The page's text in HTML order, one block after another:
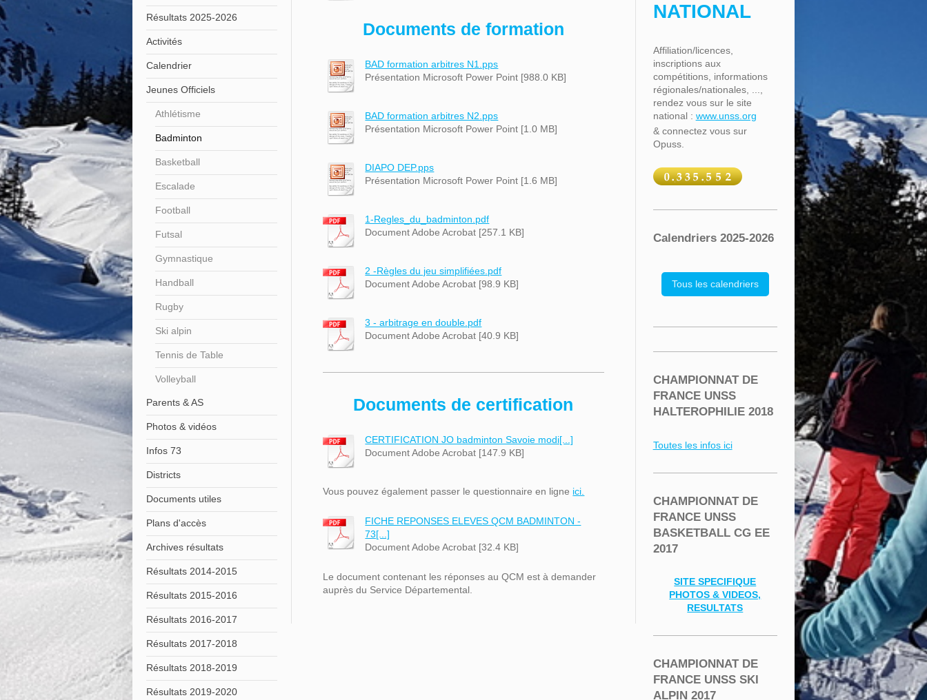
Résultats 2025-2026
Activités
Calendrier
Jeunes Officiels
Athlétisme
Badminton
Basketball
Escalade
Football
Futsal
Gymnastique
Handball
Rugby
Ski alpin
Tennis de Table
Volleyball
Parents & AS
Photos & vidéos
Infos 73
Districts
Documents utiles
Plans d'accès
Archives résultats
Résultats 2014-2015
Résultats 2015-2016
Résultats 2016-2017
Résultats 2017-2018
Résultats 2018-2019
Résultats 2019-2020
Documents de formation
BAD formation arbitres N1.pps
Présentation Microsoft Power Point [988.0 KB]
BAD formation arbitres N2.pps
Présentation Microsoft Power Point [1.0 MB]
DIAPO DEP.pps
Présentation Microsoft Power Point [1.6 MB]
1-Regles_du_badminton.pdf
Document Adobe Acrobat [257.1 KB]
2 -Règles du jeu simplifiées.pdf
Document Adobe Acrobat [98.9 KB]
3 - arbitrage en double.pdf
Document Adobe Acrobat [40.9 KB]
Documents de certification
CERTIFICATION JO badminton Savoie modi[...]
Document Adobe Acrobat [147.9 KB]
Vous pouvez également passer le questionnaire en ligne ici.
FICHE REPONSES ELEVES QCM BADMINTON -
73[...]
Document Adobe Acrobat [32.4 KB]
Le document contenant les réponses au QCM est à demander
auprès du Service Départemental.
NATIONAL
Affiliation/licences,
inscriptions aux
compétitions, informations
régionales/nationales, ...,
rendez vous sur le site
national : www.unss.org
& connectez vous sur
Opuss.
Calendriers 2025-2026
Tous les calendriers
CHAMPIONNAT DE
FRANCE UNSS
HALTEROPHILIE 2018
Toutes les infos ici
CHAMPIONNAT DE
FRANCE UNSS
BASKETBALL CG EE
2017
SITE SPECIFIQUE
PHOTOS & VIDEOS,
RESULTATS
CHAMPIONNAT DE
FRANCE UNSS SKI
ALPIN 2017